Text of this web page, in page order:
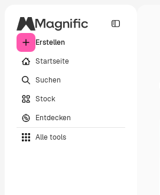
Erstellen
Startseite
Suchen
Stock
Entdecken
Alle tools